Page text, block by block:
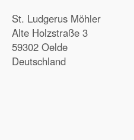
St. Ludgerus Möhler
Alte Holzstraße 3
59302 Oelde
Deutschland